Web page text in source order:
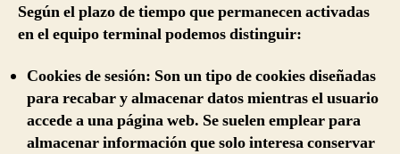
Según el plazo de tiempo que permanecen activadas
en el equipo terminal podemos distinguir:
Cookies de sesión: Son un tipo de cookies diseñadas
para recabar y almacenar datos mientras el usuario
accede a una página web. Se suelen emplear para
almacenar información que solo interesa conservar